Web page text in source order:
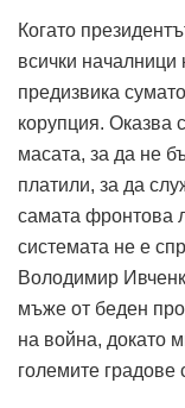
Когато
всички началници
предизвика
корупция. Оказва
масата, за да не
платили, за да
самата фронтова
системата не е
Володимир
мъже от беден
на война, докато
големите градове